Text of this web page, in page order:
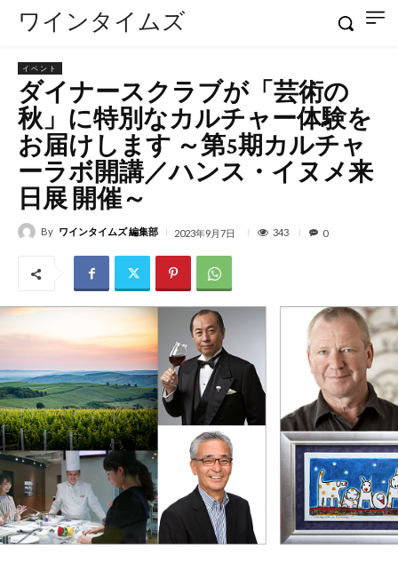
ワインタイムズ
イベント
ダイナースクラブが「芸術の
秋」に特別なカルチャー体験を
お届けします ～第5期カルチャ
ーラボ開講／ハンス・イヌメ来
日展 開催～
By ワインタイムズ 編集部 2023年9月7日 343 0